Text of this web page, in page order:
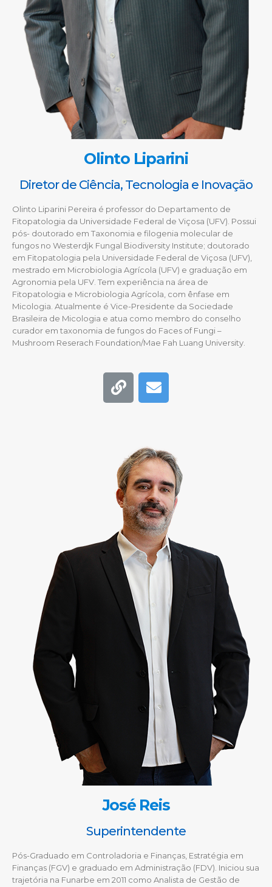
Olinto Liparini
Diretor de Ciência, Tecnologia e Inovação
Olinto Liparini Pereira é professor do Departamento de
Fitopatologia da Universidade Federal de Viçosa (UFV). Possui
pós- doutorado em Taxonomia e filogenia molecular de
fungos no Westerdjk Fungal Biodiversity Institute; doutorado
em Fitopatologia pela Universidade Federal de Viçosa (UFV),
mestrado em Microbiologia Agrícola (UFV) e graduação em
Agronomia pela UFV. Tem experiência na área de
Fitopatologia e Microbiologia Agrícola, com ênfase em
Micologia. Atualmente é Vice-Presidente da Sociedade
Brasileira de Micologia e atua como membro do conselho
curador em taxonomia de fungos do Faces of Fungi –
Mushroom Reserach Foundation/Mae Fah Luang University.
José Reis
Superintendente
Pós-Graduado em Controladoria e Finanças, Estratégia em
Finanças (FGV) e graduado em Administração (FDV). Iniciou sua
trajetória na Funarbe em 2011 como Analista de Gestão de